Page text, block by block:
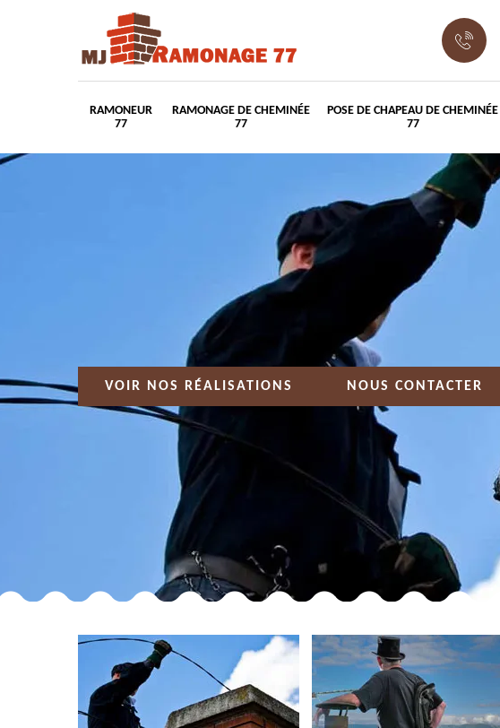
RAMONEUR
77
RAMONAGE DE CHEMINÉE
77
POSE DE CHAPEAU DE CHEMINÉE
77
VOIR NOS RÉALISATIONS NOUS CONTACTER